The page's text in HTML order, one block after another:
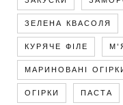
ЗЕЛЕНА КВАСОЛЯ
КУРЯЧЕ ФІЛЕ
МАРИНОВАНІ
ОГІРКИ ПАСТА